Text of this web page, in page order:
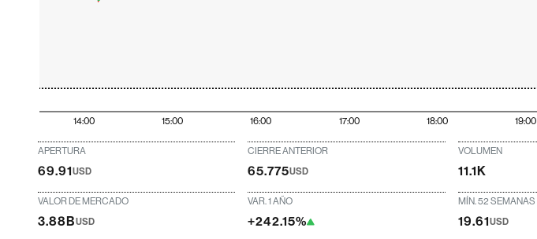
14:00 15:00 16:00 17:00 18:00 19:00
APERTURA
69.91USD
CIERRE ANTERIOR
65.775USD
VOLUMEN
11.1K
VALOR DE MERCADO
3.88BUSD
VAR. 1 AÑO
+242.15%
MÍN. 52 SEMANAS
19.61USD